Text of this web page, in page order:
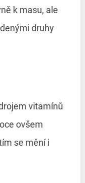
k masu, ale
druhy
vitamínů
ovšem
se mění i